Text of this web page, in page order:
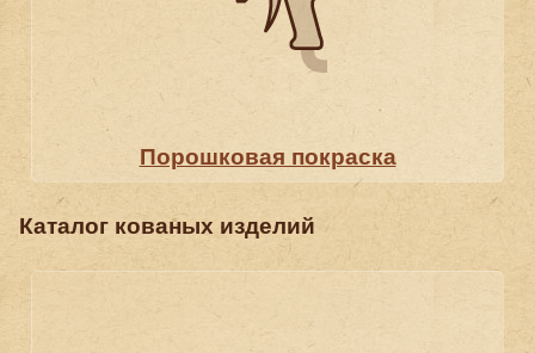
Порошковая покраска
Каталог кованых изделий